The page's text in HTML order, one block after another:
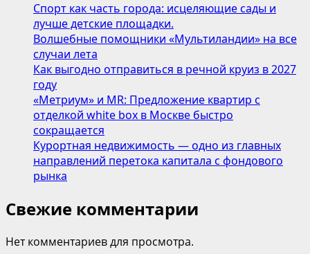
Спорт как часть города: исцеляющие сады и
лучше детские площадки.
Волшебные помощники «Мультиландии» на все
случаи лета
Как выгодно отправиться в речной круиз в 2027
году
«Метриум» и MR: Предложение квартир с
отделкой white box в Москве быстро
сокращается
Курортная недвижимость — одно из главных
направлений перетока капитала с фондового
рынка
Свежие комментарии
Нет комментариев для просмотра.